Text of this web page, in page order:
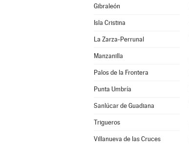
Gibraleón
Isla Cristina
La Zarza-Perrunal
Manzanilla
Palos de la Frontera
Punta Umbría
Sanlúcar de Guadiana
Trigueros
Villanueva de las Cruces